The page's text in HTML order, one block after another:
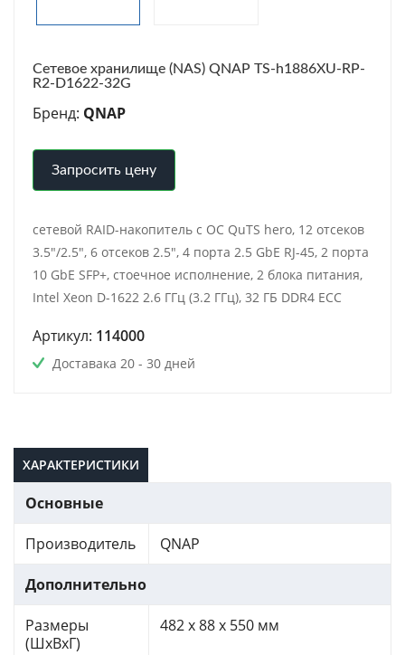
Сетевое хранилище (NAS) QNAP TS-h1886XU-RP-
R2-D1622-32G
Бренд: QNAP
Запросить цену
сетевой RAID-накопитель с ОС QuTS hero, 12 отсеков
3.5"/2.5", 6 отсеков 2.5", 4 порта 2.5 GbE RJ-45, 2 порта
10 GbE SFP+, стоечное исполнение, 2 блока питания,
Intel Xeon D-1622 2.6 ГГц (3.2 ГГц), 32 ГБ DDR4 ECC
Артикул: 114000
Доставака 20 - 30 дней
ХАРАКТЕРИСТИКИ
Основные
Производитель QNAP
Дополнительно
Размеры
(ШхВхГ)
482 x 88 x 550 мм